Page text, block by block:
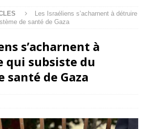
Les Israéliens s’acharnent à détruire
de santé de Gaza
s’acharnent à
qui subsiste du
santé de Gaza